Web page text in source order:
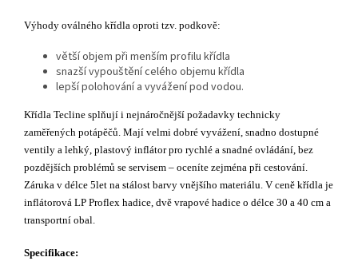
Výhody oválného křídla oproti tzv. podkově:
větší objem při menším profilu křídla
snazší vypouštění celého objemu křídla
lepší polohování a vyvážení pod vodou.
Křídla Tecline splňují i nejnáročnější požadavky technicky
zaměřených potápěčů. Mají velmi dobré vyvážení, snadno dostupné
ventily a lehký, plastový inflátor pro rychlé a snadné ovládání, bez
pozdějších problémů se servisem – oceníte zejména při cestování.
Záruka v délce 5let na stálost barvy vnějšího materiálu. V ceně křídla je
inflátorová LP Proflex hadice, dvě vrapové hadice o délce 30 a 40 cm a
transportní obal.
Specifikace: